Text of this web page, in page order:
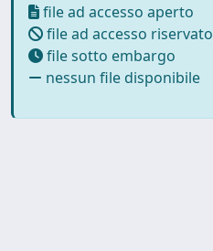
file ad accesso aperto
file ad accesso riservato
file sotto embargo
nessun file disponibile